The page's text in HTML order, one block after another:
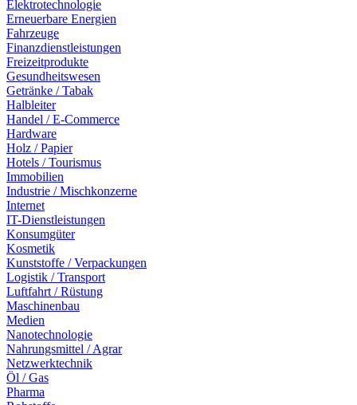
Elektrotechnologie
Erneuerbare Energien
Fahrzeuge
Finanzdienstleistungen
Freizeitprodukte
Gesundheitswesen
Getränke / Tabak
Halbleiter
Handel / E-Commerce
Hardware
Holz / Papier
Hotels / Tourismus
Immobilien
Industrie / Mischkonzerne
Internet
IT-Dienstleistungen
Konsumgüter
Kosmetik
Kunststoffe / Verpackungen
Logistik / Transport
Luftfahrt / Rüstung
Maschinenbau
Medien
Nanotechnologie
Nahrungsmittel / Agrar
Netzwerktechnik
Öl / Gas
Pharma